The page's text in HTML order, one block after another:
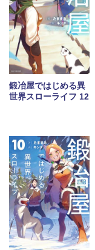
鍛冶屋ではじめる異
世界スローライフ 12